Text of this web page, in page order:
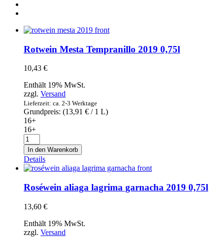
Rotwein Mesta Tempranillo 2019 0,75l
10,43 €
Enthält 19% MwSt.
zzgl. Versand
Lieferzeit: ca. 2-3 Werktage
Grundpreis: (13,91 € / 1 L)
16+
16+
Rotwein
Mesta
Tempranillo
2019
0,75l
Menge
In den Warenkorb
Details
Roséwein aliaga lagrima garnacha 2019 0,75l
13,60 €
Enthält 19% MwSt.
zzgl. Versand